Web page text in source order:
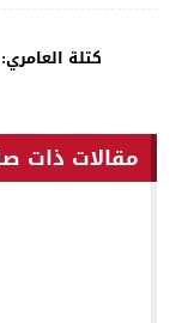
كتلة
مقالات ذات